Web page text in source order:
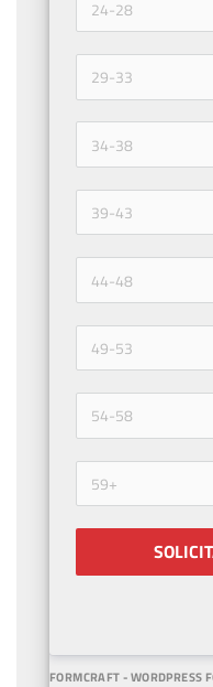
FORMCRAFT - WORDPRESS